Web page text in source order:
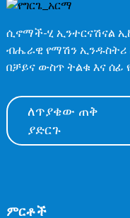
ሲኖማች-ሂ ኢንተርናሽናል
ብሔራዊ የማሽን ኢንዱስትሪ
በቻይና ውስጥ ትልቁ እና ሰፊ
ለጥያቄው ጠቅ
ያድርጉ
ምርቶች